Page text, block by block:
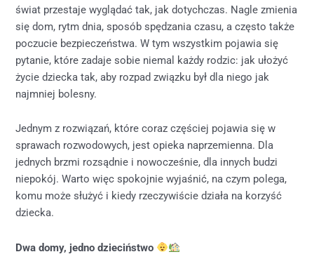
świat przestaje wyglądać tak, jak dotychczas. Nagle zmienia
się dom, rytm dnia, sposób spędzania czasu, a często także
poczucie bezpieczeństwa. W tym wszystkim pojawia się
pytanie, które zadaje sobie niemal każdy rodzic: jak ułożyć
życie dziecka tak, aby rozpad związku był dla niego jak
najmniej bolesny.
Jednym z rozwiązań, które coraz częściej pojawia się w
sprawach rozwodowych, jest opieka naprzemienna. Dla
jednych brzmi rozsądnie i nowocześnie, dla innych budzi
niepokój. Warto więc spokojnie wyjaśnić, na czym polega,
komu może służyć i kiedy rzeczywiście działa na korzyść
dziecka.
Dwa domy, jedno dzieciństwo